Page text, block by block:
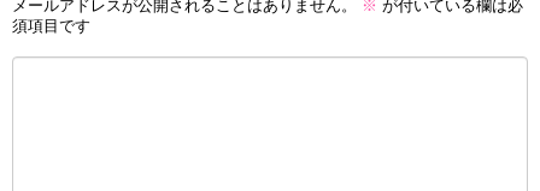
メールアドレスが公開されることはありません。 ※ が付いている欄は必
須項目です